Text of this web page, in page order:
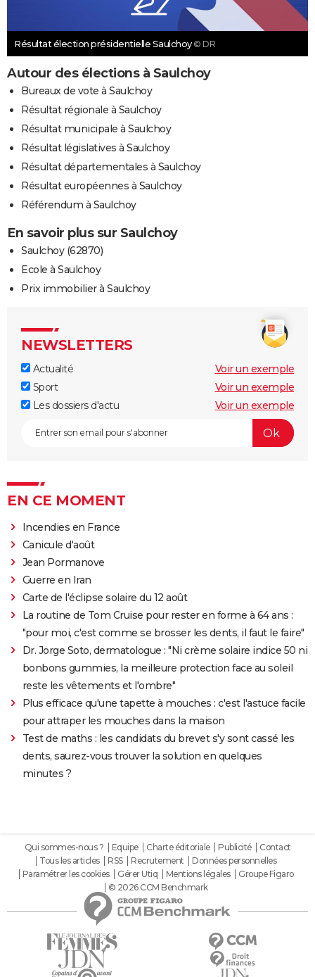
Résultat élection présidentielle Saulchoy © DR
Autour des élections à Saulchoy
Bureaux de vote à Saulchoy
Résultat régionale à Saulchoy
Résultat municipale à Saulchoy
Résultat législatives à Saulchoy
Résultat départementales à Saulchoy
Résultat européennes à Saulchoy
Référendum à Saulchoy
En savoir plus sur Saulchoy
Saulchoy (62870)
Ecole à Saulchoy
Prix immobilier à Saulchoy
NEWSLETTERS
Actualité
Voir un exemple
Sport
Voir un exemple
Les dossiers d'actu
Voir un exemple
EN CE MOMENT
Incendies en France
Canicule d'août
Jean Pormanove
Guerre en Iran
Carte de l'éclipse solaire du 12 août
La routine de Tom Cruise pour rester en forme à 64 ans :
"pour moi, c'est comme se brosser les dents, il faut le faire"
Dr. Jorge Soto, dermatologue : "Ni crème solaire indice 50 ni
bonbons gummies, la meilleure protection face au soleil
reste les vêtements et l'ombre"
Plus efficace qu'une tapette à mouches : c'est l'astuce facile
pour attraper les mouches dans la maison
Test de maths : les candidats du brevet s'y sont cassé les
dents, saurez-vous trouver la solution en quelques
minutes ?
Qui sommes-nous ? Equipe Charte éditoriale Publicité
Contact
Tous les articles
RSS Recrutement
Données personnelles
Paramétrer les cookies
Gérer Utiq Mentions légales
Groupe Figaro
© 2026 CCM Benchmark